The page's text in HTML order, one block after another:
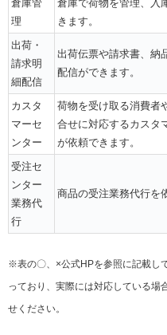
倉庫管
理
倉庫で荷物を管理、入
きます。
出荷・
請求明
細配信
出荷伝票や請求書、納
配信ができます。
カスタ
マーセ
ンター
荷物を受け取る消費者
合せに対応するカスタ
が依頼できます。
受注セ
ンター
業務代
行
商品の受注業務代行を
※表の〇、×公式HPを参照に記載し
っており、実際には対応している場
せください。